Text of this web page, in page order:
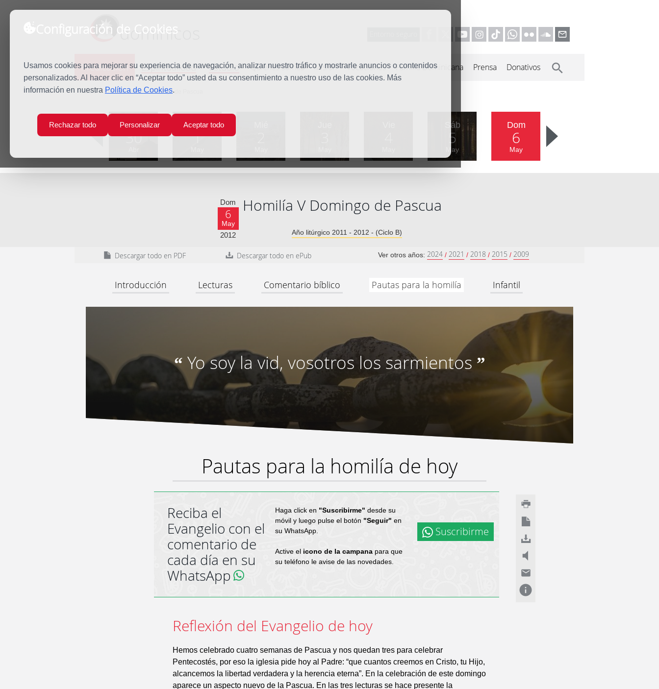
Configuración de Cookies
Usamos cookies para mejorar su experiencia de navegación, analizar nuestro tráfico y mostrarle anuncios o contenidos
personalizados. Al hacer clic en “Aceptar todo” usted da su consentimiento a nuestro uso de las cookies. Más
información en nuestra Política de Cookies.
Rechazar todo Personalizar Aceptar todo
dominicos
Predicación Espiritualidad Estudio Quiénes somos Misión Vocaciones Familia Dominicana Prensa Donativos
Inicio Predicación V Domingo de Pascua
Lun
30
Mar
1
Sáb
5
May
Dom
6
May
Dom
6
May
2012
Homilía V Domingo de Pascua
Año litúrgico 2011 - 2012 - (Ciclo B)
Descargar todo en PDF Descargar todo en ePub Ver otros años: 2024 / 2021 / 2018 / 2015 / 2009
Introducción Lecturas Comentario bíblico Pautas para la homilía Infantil
“ Yo soy la vid, vosotros los sarmientos ”
Pautas para la homilía de hoy
Reciba el
Evangelio con el
comentario de
cada día en su
WhatsApp
Haga click en "Suscribirme" desde su
móvil y luego pulse el botón "Seguir" en
su WhatsApp.
Active el icono de la campanapara que
su teléfono le avise de las novedades.
Suscribirme
Reflexión del Evangelio de hoy
Hemos celebrado cuatro semanas de Pascua y nos quedan tres para celebrar
Pentecostés, por eso la iglesia pide hoy al Padre: “que cuantos creemos en Cristo, tu Hijo,
alcancemos la libertad verdadera y la herencia eterna”. En la celebración de este domingo
aparece un aspecto nuevo de la Pascua. En las tres lecturas se hace presente la